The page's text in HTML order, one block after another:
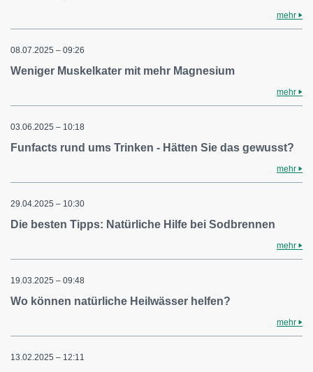
mehr
08.07.2025 – 09:26
Weniger Muskelkater mit mehr Magnesium
mehr
03.06.2025 – 10:18
Funfacts rund ums Trinken - Hätten Sie das gewusst?
mehr
29.04.2025 – 10:30
Die besten Tipps: Natürliche Hilfe bei Sodbrennen
mehr
19.03.2025 – 09:48
Wo können natürliche Heilwässer helfen?
mehr
13.02.2025 – 12:11